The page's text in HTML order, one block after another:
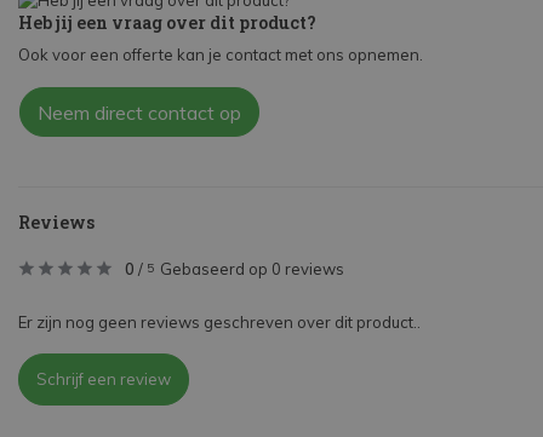
Heb jij een vraag over dit product?
Ook voor een offerte kan je contact met ons opnemen.
Neem direct contact op
Reviews
0 / 5 Gebaseerd op 0 reviews
Er zijn nog geen reviews geschreven over dit product..
Schrijf een review